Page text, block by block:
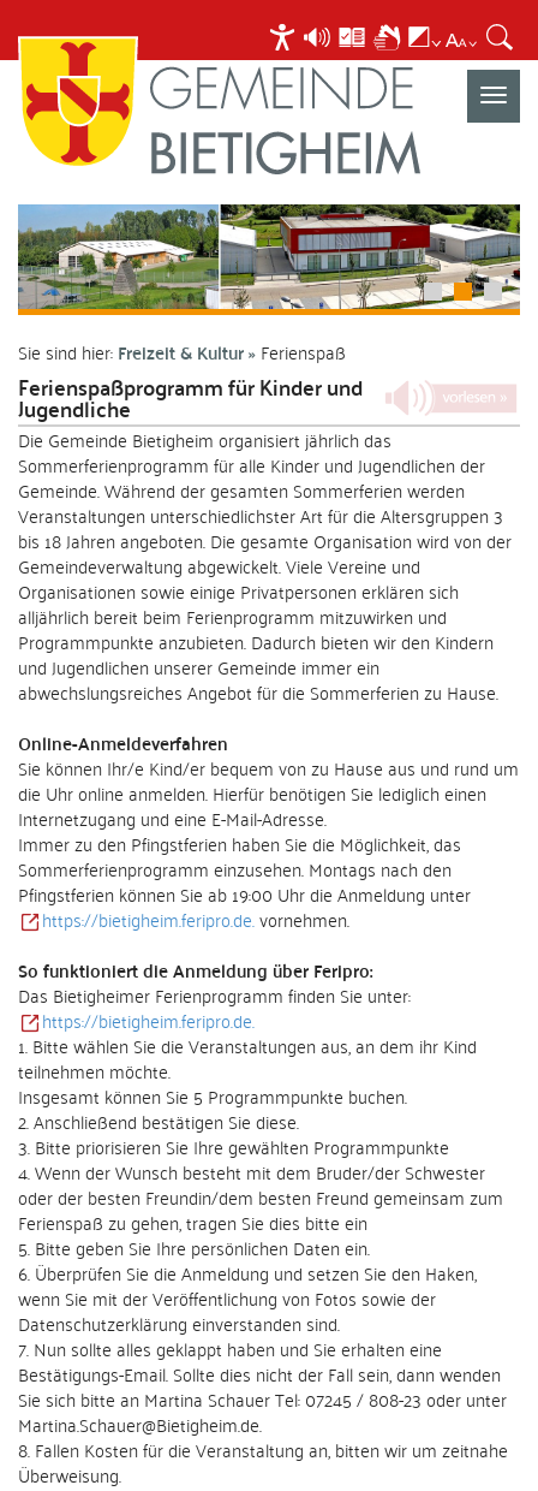
Sie sind hier:Freizeit & Kultur Ferienspaß
Ferienspaßprogramm für Kinder und
Jugendliche
Die Gemeinde Bietigheim organisiert jährlich das
Sommerferienprogramm für alle Kinder und Jugendlichen der
Gemeinde. Während der gesamten Sommerferien werden
Veranstaltungen unterschiedlichster Art für die Altersgruppen 3
bis 18 Jahren angeboten. Die gesamte Organisation wird von der
Gemeindeverwaltung abgewickelt. Viele Vereine und
Organisationen sowie einige Privatpersonen erklären sich
alljährlich bereit beim Ferienprogramm mitzuwirken und
Programmpunkte anzubieten. Dadurch bieten wir den Kindern
und Jugendlichen unserer Gemeinde immer ein
abwechslungsreiches Angebot für die Sommerferien zu Hause.
Online-Anmeldeverfahren
Sie können Ihr/e Kind/er bequem von zu Hause aus und rund um
die Uhr online anmelden. Hierfür benötigen Sie lediglich einen
Internetzugang und eine E-Mail-Adresse.
Immer zu den Pfingstferien haben Sie die Möglichkeit, das
Sommerferienprogramm einzusehen. Montags nach den
Pfingstferien können Sie ab 19:00 Uhr die Anmeldung unter
https://bietigheim.feripro.de.vornehmen.
So funktioniert die Anmeldung über Feripro:
Das Bietigheimer Ferienprogramm finden Sie unter:
https://bietigheim.feripro.de.
1. Bitte wählen Sie die Veranstaltungen aus, an dem ihr Kind
teilnehmen möchte.
Insgesamt können Sie 5 Programmpunkte buchen.
2. Anschließend bestätigen Sie diese.
3. Bitte priorisieren Sie Ihre gewählten Programmpunkte
4. Wenn der Wunsch besteht mit dem Bruder/der Schwester
oder der besten Freundin/dem besten Freund gemeinsam zum
Ferienspaß zu gehen, tragen Sie dies bitte ein
5. Bitte geben Sie Ihre persönlichen Daten ein.
6. Überprüfen Sie die Anmeldung und setzen Sie den Haken,
wenn Sie mit der Veröffentlichung von Fotos sowie der
Datenschutzerklärung einverstanden sind.
7. Nun sollte alles geklappt haben und Sie erhalten eine
Bestätigungs-Email. Sollte dies nicht der Fall sein, dann wenden
Sie sich bitte an Martina Schauer Tel: 07245 / 808-23 oder unter
Martina.Schauer@Bietigheim.de.
8. Fallen Kosten für die Veranstaltung an, bitten wir um zeitnahe
Überweisung.